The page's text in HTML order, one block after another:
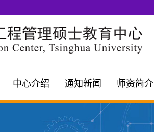
中心介绍 通知新闻 师资简介